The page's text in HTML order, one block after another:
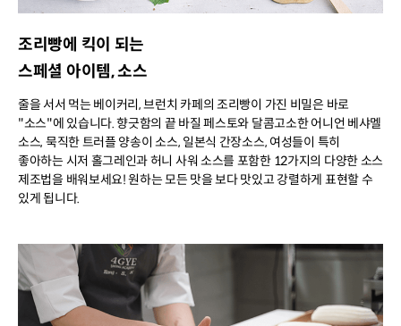
조리빵에 킥이 되는
스페셜 아이템, 소스
줄을 서서 먹는 베이커리, 브런치 카페의 조리빵이 가진 비밀은 바로
"소스"에 있습니다. 향긋함의 끝 바질 페스토와 달콤고소한 어니언 베샤멜
소스, 묵직한 트러플 양송이 소스, 일본식 간장소스, 여성들이 특히
좋아하는 시저 홀그레인과 허니 사워 소스를 포함한 12가지의 다양한 소스
제조법을 배워보세요! 원하는 모든 맛을 보다 맛있고 강렬하게 표현할 수
있게 됩니다.